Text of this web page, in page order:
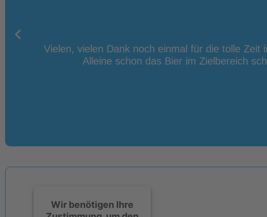
Vielen, vielen Dank noch einmal für die tolle
Alleine schon das Bier im Zielbereich
Wir benötigen Ihre